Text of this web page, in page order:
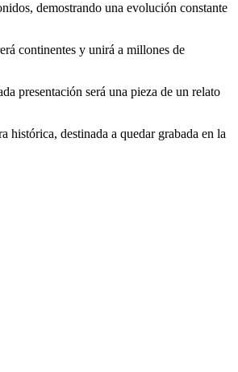
demostrando una evolución constante
continentes y unirá a millones de
presentación será una pieza de un relato
histórica, destinada a quedar grabada en la